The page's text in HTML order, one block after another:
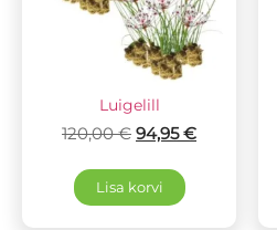
Luigelill
120,00€ 94,95€
Lisa korvi